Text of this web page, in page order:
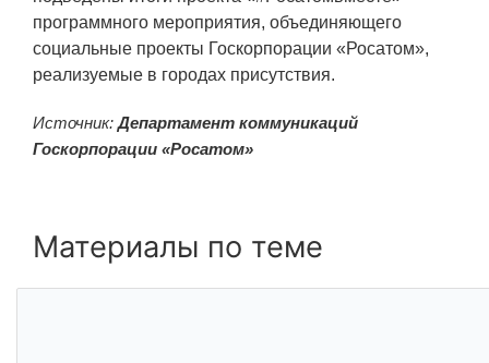
ПОСТАВЩИКАМ
Новости
Документы
Контакты
программного мероприятия, объединяющего
социальные проекты Госкорпорации «Росатом»,
реализуемые в городах присутствия.
Источник:Департамент коммуникаций
Госкорпорации «Росатом»
Материалы по теме